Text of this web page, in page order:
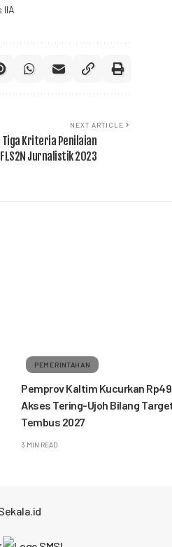
IIA
NEXT ARTICLE
Tiga Kriteria Penilaian
FLS2N Jurnalistik 2023
PEMERINTAHAN
Pemprov Kaltim Kucurkan
Akses Tering-Ujoh Bilang
Tembus 2027
3 MIN READ